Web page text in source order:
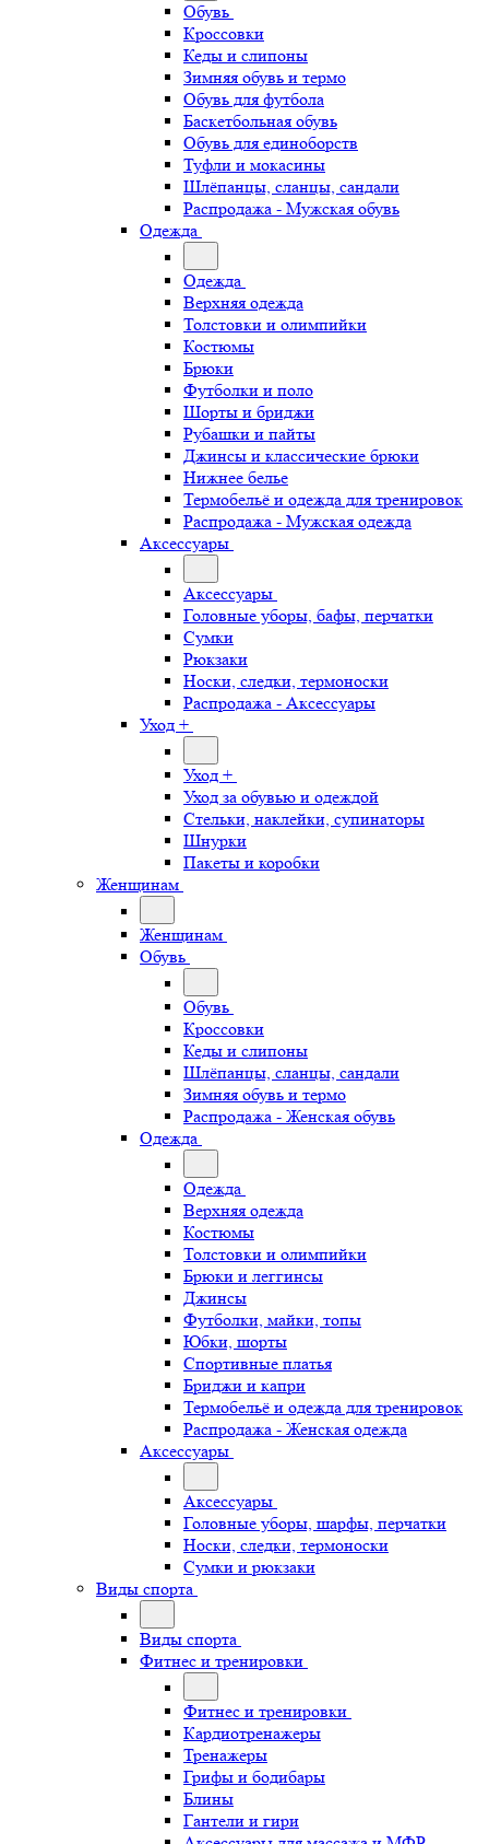
Обувь
Кроссовки
Кеды и слипоны
Зимняя обувь и термо
Обувь для футбола
Баскетбольная обувь
Обувь для единоборств
Туфли и мокасины
Шлёпанцы, сланцы, сандали
Распродажа - Мужская обувь
Одежда
Одежда
Верхняя одежда
Толстовки и олимпийки
Костюмы
Брюки
Футболки и поло
Шорты и бриджи
Рубашки и пайты
Джинсы и классические брюки
Нижнее белье
Термобельё и одежда для тренировок
Распродажа - Мужская одежда
Аксессуары
Аксессуары
Головные уборы, бафы, перчатки
Сумки
Рюкзаки
Носки, следки, термоноски
Распродажа - Аксессуары
Уход +
Уход +
Уход за обувью и одеждой
Стельки, наклейки, супинаторы
Шнурки
Пакеты и коробки
Женщинам
Женщинам
Обувь
Обувь
Кроссовки
Кеды и слипоны
Шлёпанцы, сланцы, сандали
Зимняя обувь и термо
Распродажа - Женская обувь
Одежда
Одежда
Верхняя одежда
Костюмы
Толстовки и олимпийки
Брюки и леггинсы
Джинсы
Футболки, майки, топы
Юбки, шорты
Спортивные платья
Бриджи и капри
Термобельё и одежда для тренировок
Распродажа - Женская одежда
Аксессуары
Аксессуары
Головные уборы, шарфы, перчатки
Носки, следки, термоноски
Сумки и рюкзаки
Виды спорта
Виды спорта
Фитнес и тренировки
Фитнес и тренировки
Кардиотренажеры
Тренажеры
Грифы и бодибары
Блины
Гантели и гири